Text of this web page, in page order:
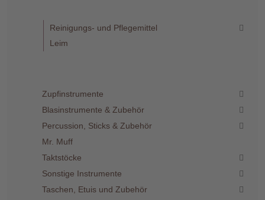
Reinigungs- und Pflegemittel
Leim
Zupfinstrumente
Blasinstrumente & Zubehör
Percussion, Sticks & Zubehör
Mr. Muff
Taktstöcke
Sonstige Instrumente
Taschen, Etuis und Zubehör